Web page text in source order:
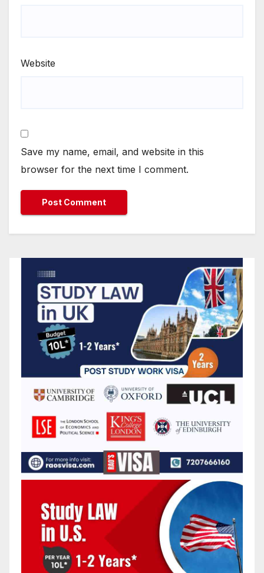
Website
Save my name, email, and website in this
browser for the next time I comment.